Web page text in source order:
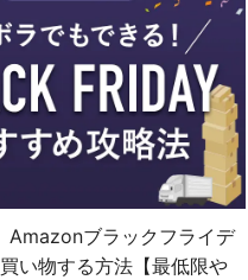
Amazonブラックフライデ
い物する方法【最低限や